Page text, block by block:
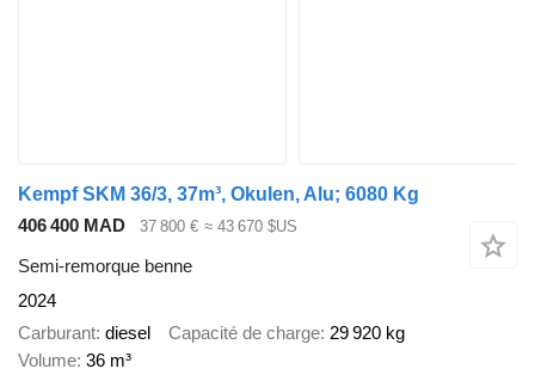
Kempf SKM 36/3, 37m³, Okulen, Alu; 6080 Kg
406 400 MAD
37 800 € ≈ 43 670 $US
Semi-remorque benne
2024
Carburant diesel Capacité de charge 29 920 kg
Volume 36 m³